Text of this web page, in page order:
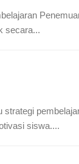
secara...
siswa....